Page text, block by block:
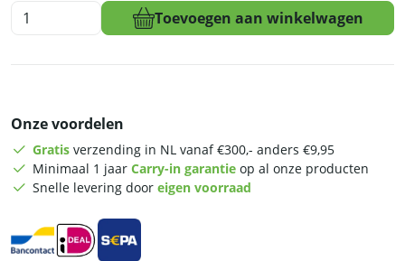
HCB
Gebaksvitrine
verrijdbaar
zwart
Toevoegen aan winkelwagen
Onze voordelen
Gratis verzending in NL vanaf €300,- anders €9,95
Minimaal 1 jaar Carry-in garantie op al onze producten
Snelle levering door eigen voorraad